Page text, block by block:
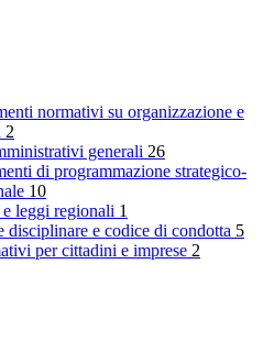
normativi su organizzazione e
2
generali 26
di programmazione strategico-
10
e leggi regionali 1
disciplinare e codice di condotta 5
per cittadini e imprese 2